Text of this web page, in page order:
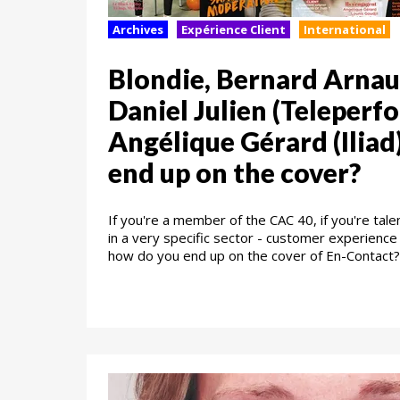
Archives Expérience Client International
Blondie, Bernard
Daniel Julien
Angélique Gérard
end up on the cover?
If you're a member of the CAC 40, if you're
in a very specific sector - customer
how do you end up on the cover of En-